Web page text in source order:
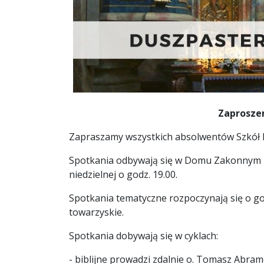
Zapraszamy wszystkich absolwentów
Spotkania odbywają się w Domu
niedzielnej o godz. 19.00.
Spotkania tematyczne rozpoczynają się o
towarzyskie.
Spotkania dobywają się w cyklach:
- biblijne prowadzi zdalnie o. Tomasz